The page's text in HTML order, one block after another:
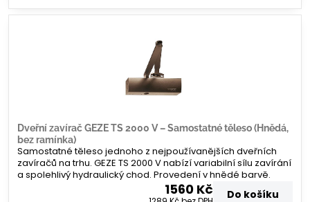
Dveřní zavírač GEZE TS 2000 V – Samostatné těleso (Hnědá,
bez ramínka)
Samostatné těleso jednoho z nejpoužívanějších dveřních
zavíračů na trhu. GEZE TS 2000 V nabízí variabilní sílu zavírání
a spolehlivý hydraulický chod. Provedení v hnědé barvě.
1560 Kč Do košíku